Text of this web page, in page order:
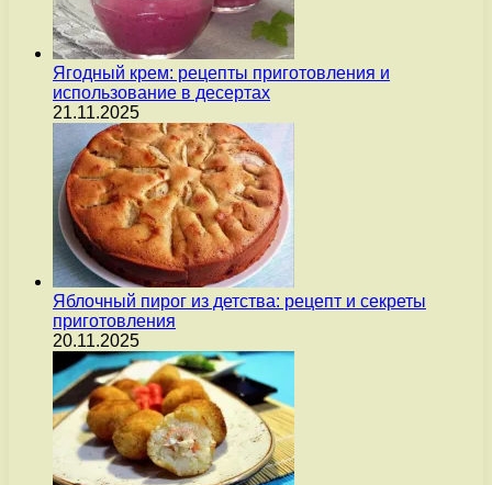
Ягодный крем: рецепты приготовления и
использование в десертах
21.11.2025
Яблочный пирог из детства: рецепт и секреты
приготовления
20.11.2025